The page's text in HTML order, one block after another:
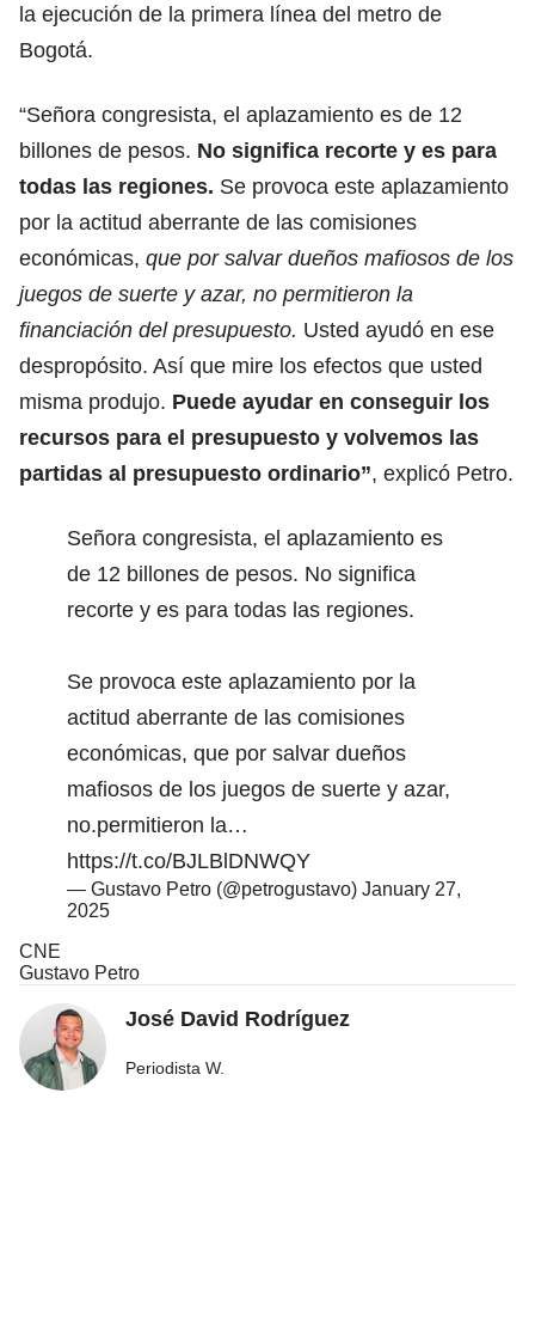
la ejecución de la primera línea del metro de
Bogotá.
“Señora congresista, el aplazamiento es de 12
billones de pesos. No significa recorte y es para
todas las regiones. Se provoca este aplazamiento
por la actitud aberrante de las comisiones
económicas, que por salvar dueños mafiosos de los
juegos de suerte y azar, no permitieron la
financiación del presupuesto. Usted ayudó en ese
despropósito. Así que mire los efectos que usted
misma produjo. Puede ayudar en conseguir los
recursos para el presupuesto y volvemos las
partidas al presupuesto ordinario”, explicó Petro.
Señora congresista, el aplazamiento es
de 12 billones de pesos. No significa
recorte y es para todas las regiones.
Se provoca este aplazamiento por la
actitud aberrante de las comisiones
económicas, que por salvar dueños
mafiosos de los juegos de suerte y azar,
no.permitieron la…
https://t.co/BJLBlDNWQY
— Gustavo Petro (@petrogustavo) January 27,
2025
CNE
Gustavo Petro
José David Rodríguez
Periodista W.